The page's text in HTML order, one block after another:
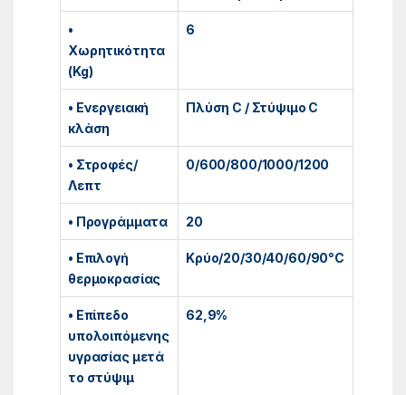
•
Χωρητικότητα
(Kg)
6
• Ενεργειακή
κλάση
Πλύση C / Στύψιμο C
• Στροφές/
Λεπτ
0/600/800/1000/1200
• Προγράμματα 20
• Επιλογή
θερμοκρασίας
Κρύο/20/30/40/60/90°C
• Επίπεδο
υπολοιπόμενης
υγρασίας μετά
το στύψιμ
62,9%